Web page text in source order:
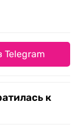
Telegram
к